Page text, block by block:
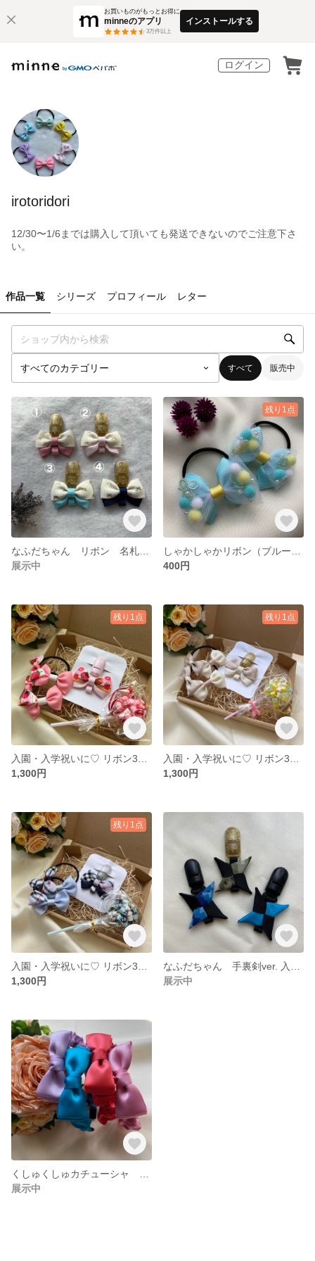
お買いものがもっとお得に
minneのアプリ
3万件以上
インストールする
ログイン
irotoridori
12/30〜1/6までは購入して頂いても発送できないのでご注意下さ
い。
作品一覧 シリーズ プロフィール レター
すべて 販売中
展示中
残り1点
400円
残り1点
1,300円
残り1点
1,300円
残り1点
1,300円
展示中
展示中